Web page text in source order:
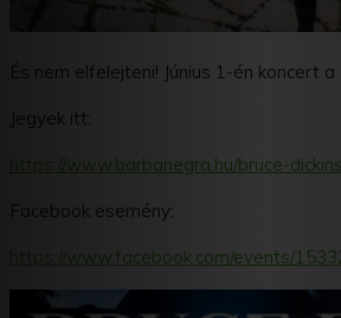
És nem elfelejteni! Június 1-én koncert
Jegyek itt:
https://www.barbanegra.hu/bruce-
Facebook esemény:
https://www.facebook.com/events/